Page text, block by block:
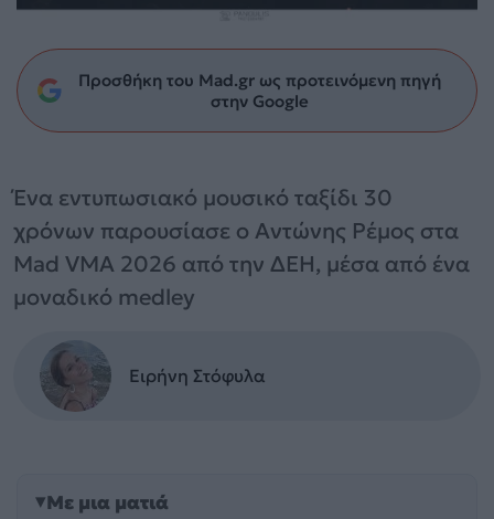
Προσθήκη του Mad.gr ως προτεινόμενη πηγή
στην Google
Ένα εντυπωσιακό μουσικό ταξίδι 30
χρόνων παρουσίασε ο Αντώνης Ρέμος στα
Mad VMA 2026 από την ΔΕΗ, μέσα από ένα
μοναδικό medley
Ειρήνη Στόφυλα
Με μια ματιά